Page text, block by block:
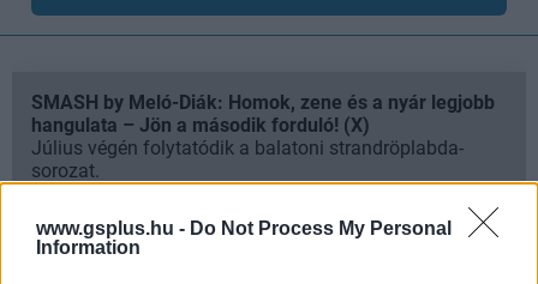
www.gsplus.hu - Do Not Process My Personal
Information
SMASH by Meló-Diák: Homok, zene és a nyár legjobb
hangulata – Jön a második forduló! (X)
Július végén folytatódik a balatoni strandröplabda-
sorozat.